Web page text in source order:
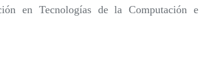
en Tecnologías de la Computación e